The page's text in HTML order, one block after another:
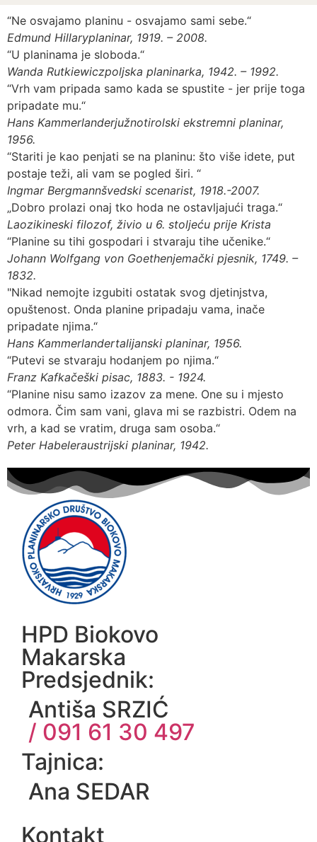
“Ne osvajamo planinu - osvajamo sami sebe.“
Edmund Hillaryplaninar, 1919. – 2008.
“U planinama je sloboda.“
Wanda Rutkiewiczpoljska planinarka, 1942. – 1992.
“Vrh vam pripada samo kada se spustite - jer prije toga
pripadate mu.“
Hans Kammerlanderjužnotirolski ekstremni planinar,
1956.
“Stariti je kao penjati se na planinu: što više idete, put
postaje teži, ali vam se pogled širi. “
Ingmar Bergmannšvedski scenarist, 1918.-2007.
„Dobro prolazi onaj tko hoda ne ostavljajući traga.“
Laozikineski filozof, živio u 6. stoljeću prije Krista
“Planine su tihi gospodari i stvaraju tihe učenike.“
Johann Wolfgang von Goethenjemački pjesnik, 1749. –
1832.
"Nikad nemojte izgubiti ostatak svog djetinjstva,
opuštenost. Onda planine pripadaju vama, inače
pripadate njima.“
Hans Kammerlandertalijanski planinar, 1956.
“Putevi se stvaraju hodanjem po njima.“
Franz Kafkačeški pisac, 1883. - 1924.
“Planine nisu samo izazov za mene. One su i mjesto
odmora. Čim sam vani, glava mi se razbistri. Odem na
vrh, a kad se vratim, druga sam osoba.“
Peter Habeleraustrijski planinar, 1942.
HPD Biokovo
Makarska
Predsjednik:
Antiša SRZIĆ
/ 091 61 30 497
Tajnica:
Ana SEDAR
Kontakt